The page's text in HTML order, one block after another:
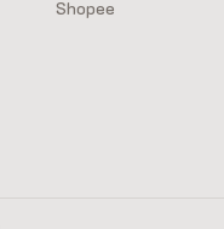
Shopee